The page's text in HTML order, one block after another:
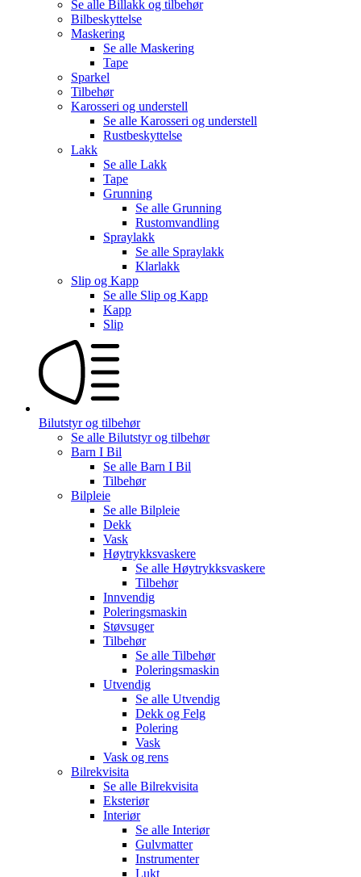
Se alle Billakk og tilbehør
Bilbeskyttelse
Maskering
Se alle Maskering
Tape
Sparkel
Tilbehør
Karosseri og understell
Se alle Karosseri og understell
Rustbeskyttelse
Lakk
Se alle Lakk
Tape
Grunning
Se alle Grunning
Rustomvandling
Spraylakk
Se alle Spraylakk
Klarlakk
Slip og Kapp
Se alle Slip og Kapp
Kapp
Slip
Bilutstyr og tilbehør
Se alle Bilutstyr og tilbehør
Barn I Bil
Se alle Barn I Bil
Tilbehør
Bilpleie
Se alle Bilpleie
Dekk
Vask
Høytrykksvaskere
Se alle Høytrykksvaskere
Tilbehør
Innvendig
Poleringsmaskin
Støvsuger
Tilbehør
Se alle Tilbehør
Poleringsmaskin
Utvendig
Se alle Utvendig
Dekk og Felg
Polering
Vask
Vask og rens
Bilrekvisita
Se alle Bilrekvisita
Eksteriør
Interiør
Se alle Interiør
Gulvmatter
Instrumenter
Lukt